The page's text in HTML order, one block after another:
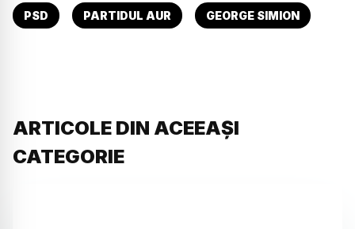
PSD PARTIDUL AUR GEORGE SIMION
ARTICOLE DIN ACEEAȘI
CATEGORIE